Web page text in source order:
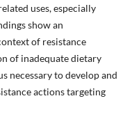
uses, especially
show an
of resistance
of inadequate dietary
necessary to develop and
actions targeting